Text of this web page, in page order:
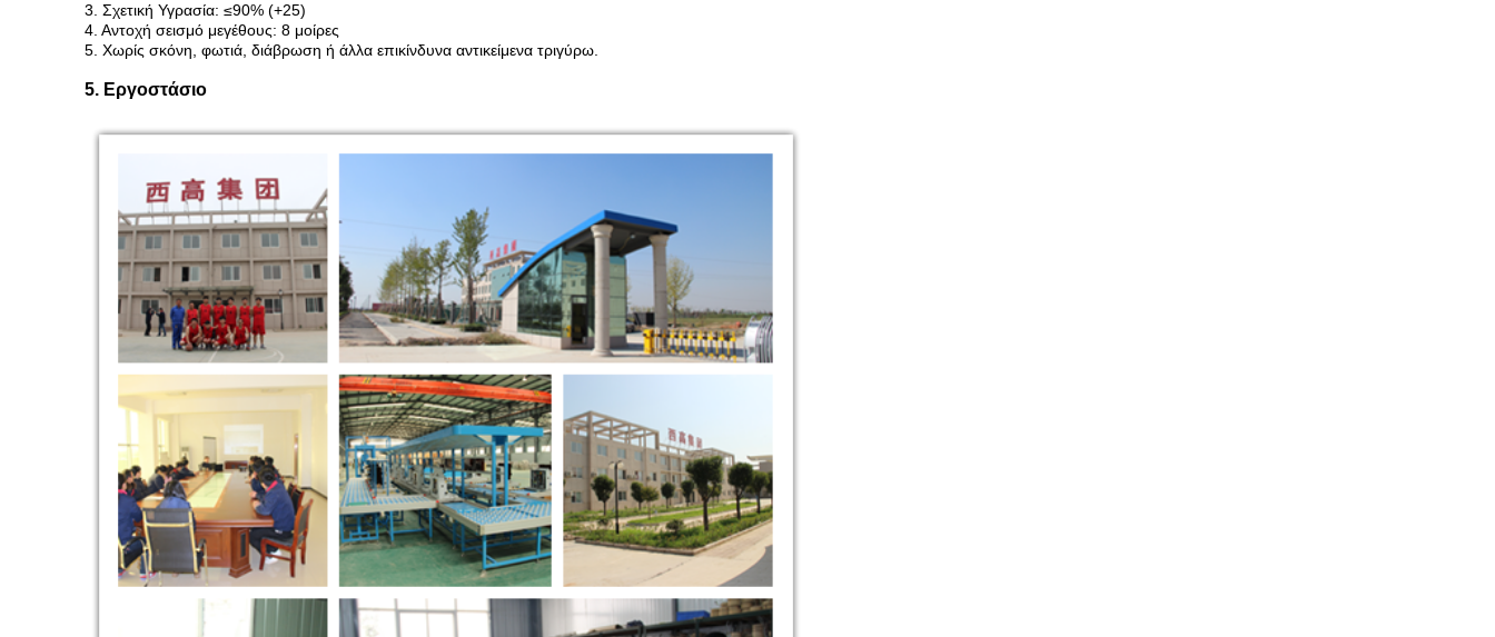
3. Σχετική Υγρασία: ≤90% (+25)
4. Αντοχή σεισμό μεγέθους: 8 μοίρες
5. Χωρίς σκόνη, φωτιά, διάβρωση ή άλλα επικίνδυνα αντικείμενα τριγύρω.
5. Εργοστάσιο